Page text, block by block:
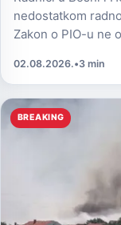
nedostatkom
Zakon o PIO-u ne
02.08.2026.•3 min
BREAKING